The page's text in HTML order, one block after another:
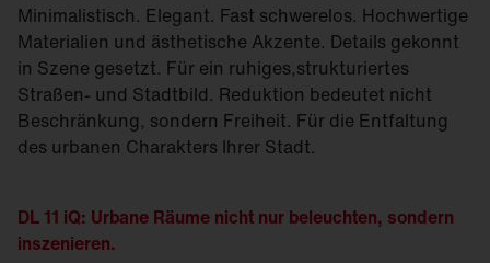
Minimalistisch. Elegant. Fast schwerelos. Hochwertige
Materialien und ästhetische Akzente. Details gekonnt
in Szene gesetzt. Für ein ruhiges,strukturiertes
Straßen- und Stadtbild. Reduktion bedeutet nicht
Beschränkung, sondern Freiheit. Für die Entfaltung
des urbanen Charakters Ihrer Stadt.
DL 11 iQ: Urbane Räume nicht nur beleuchten, sondern
inszenieren.